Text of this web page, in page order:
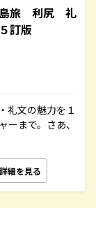
旅 利尻 礼
訂版
礼文の魅力を１
まで。さあ、
詳細を見る